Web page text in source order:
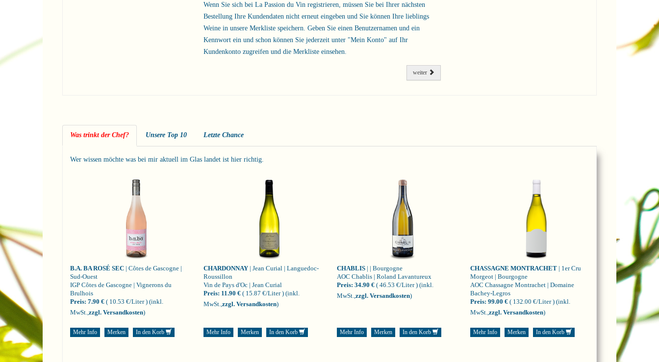
Wenn Sie sich bei La Passion du Vin registrieren, müssen Sie bei Ihrer nächsten
Bestellung Ihre Kundendaten nicht erneut eingeben und Sie können Ihre lieblings
Weine in unsere Merkliste speichern. Geben Sie einen Benutzernamen und ein
Kennwort ein und schon können Sie jederzeit unter "Mein Konto" auf Ihr
Kundenkonto zugreifen und die Merkliste einsehen.
weiter
Was trinkt der Chef? Unsere Top 10 Letzte Chance
Wer wissen möchte was bei mir aktuell im Glas landet ist hier richtig.
B.A. BA ROSÉ SEC | Côtes de Gascogne |
Sud-Ouest
IGP Côtes de Gascogne | Vignerons du
Brulhois
Preis: 7.90 € ( 10.53 €/Liter ) (inkl.
MwSt., zzgl. Versandkosten)
Mehr Info Merken In den Korb
CHARDONNAY | Jean Curial | Languedoc-
Roussillon
Vin de Pays d'Oc | Jean Curial
Preis: 11.90 € ( 15.87 €/Liter ) (inkl.
MwSt., zzgl. Versandkosten)
Mehr Info Merken In den Korb
CHABLIS | | Bourgogne
AOC Chablis | Roland Lavantureux
Preis: 34.90 € ( 46.53 €/Liter ) (inkl.
MwSt., zzgl. Versandkosten)
Mehr Info Merken In den Korb
CHASSAGNE MONTRACHET | 1er Cru
Morgeot | Bourgogne
AOC Chassagne Montrachet | Domaine
Bachey-Legros
Preis: 99.00 € ( 132.00 €/Liter ) (inkl.
MwSt., zzgl. Versandkosten)
Mehr Info Merken In den Korb